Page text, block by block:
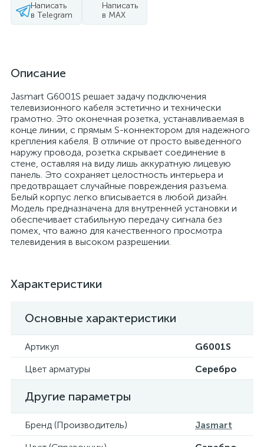
Написать
в Telegram
Написать
в MAX
Описание
Jasmart G6001S решает задачу подключения
телевизионного кабеля эстетично и технически
грамотно. Это оконечная розетка, устанавливаемая в
конце линии, с прямым S-коннектором для надежного
крепления кабеля. В отличие от просто выведенного
наружу провода, розетка скрывает соединение в
стене, оставляя на виду лишь аккуратную лицевую
панель. Это сохраняет целостность интерьера и
предотвращает случайные повреждения разъема.
Белый корпус легко вписывается в любой дизайн.
Модель предназначена для внутренней установки и
обеспечивает стабильную передачу сигнала без
помех, что важно для качественного просмотра
телевидения в высоком разрешении.
Характеристики
Основные характеристики
Артикул
G6001S
Цвет арматуры
Серебро
Другие параметры
Бренд (Производитель)
Jasmart